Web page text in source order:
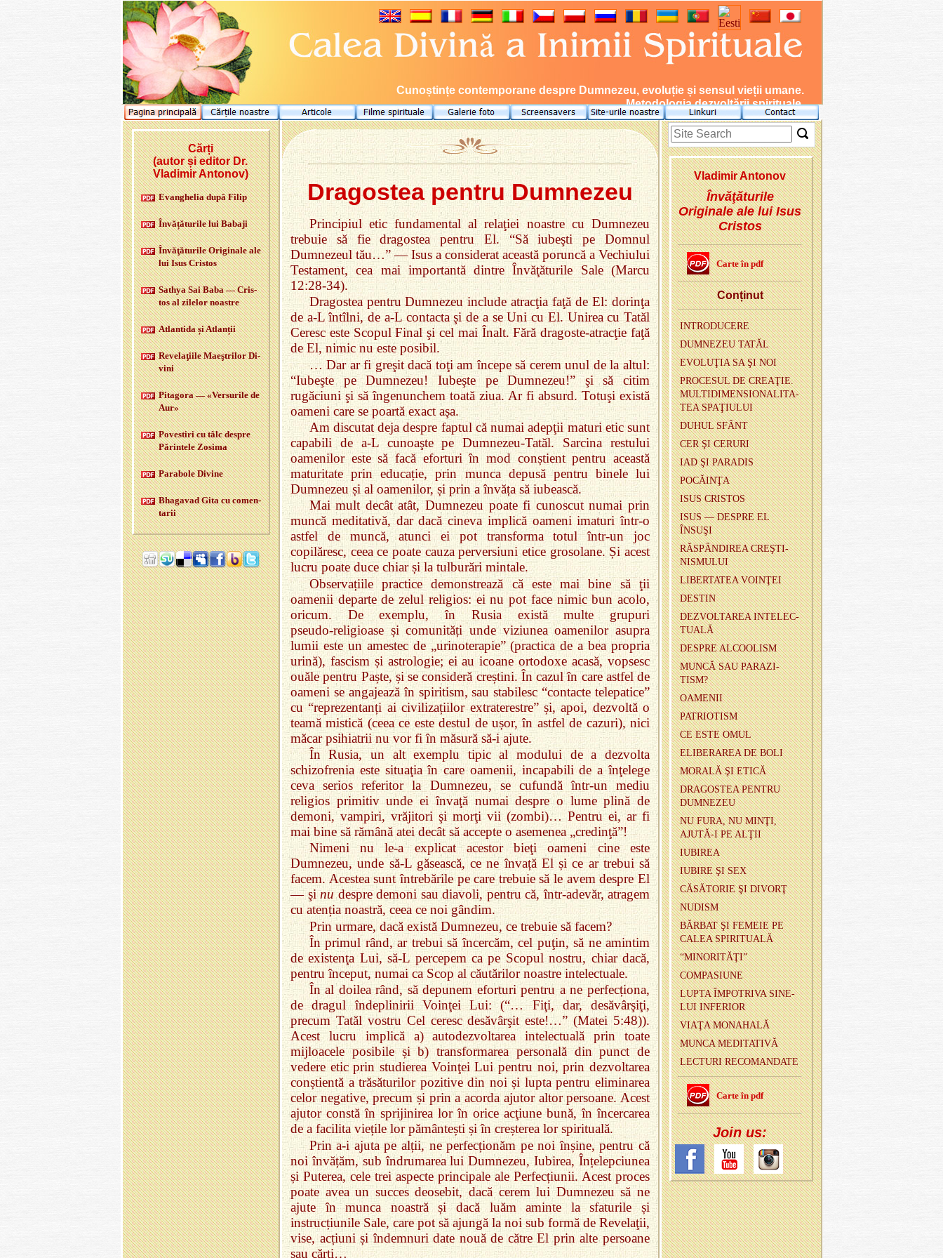
Cunoștințe contemporane despre Dumnezeu, evoluție și sensul vieții umane.
Metodologia dezvoltării spirituale.
Dragostea pentru Dumnezeu
Principiul etic fundamental al relaţiei noastre cu Dumnezeu
trebuie să fie dragostea pentru El. “Să iubeşti pe Domnul
Dumnezeul tău…” — Isus a considerat această poruncă a Vechiului
Testament, cea mai importantă dintre Învăţăturile Sale (Marcu
12:28‑34).
Dragostea pentru Dumnezeu include atracţia faţă de El: dorinţa
de a‑L întîlni, de a‑L contacta şi de a se Uni cu El. Unirea cu Tatăl
Ceresc este Scopul Final şi cel mai Înalt. Fără dragoste‑atracţie faţă
de El, nimic nu este posibil.
… Dar ar fi greşit dacă toţi am începe să cerem unul de la altul:
“Iubeşte pe Dumnezeu! Iubeşte pe Dumnezeu!” şi să citim
rugăciuni şi să îngenunchem toată ziua. Ar fi absurd. Totuşi există
oameni care se poartă exact aşa.
Am discutat deja despre faptul că numai adepţii maturi etic sunt
capabili de a‑L cunoaşte pe Dumnezeu‑Tatăl. Sarcina restului
oamenilor este să facă eforturi în mod conștient pentru această
maturitate prin educație, prin munca depusă pentru binele lui
Dumnezeu și al oamenilor, și prin a învăța să iubească.
Mai mult decât atât, Dumnezeu poate fi cunoscut numai prin
muncă meditativă, dar dacă cineva implică oameni imaturi într‑o
astfel de muncă, atunci ei pot transforma totul într‑un joc
copilăresc, ceea ce poate cauza perversiuni etice grosolane. Și acest
lucru poate duce chiar și la tulburări mintale.
Observațiile practice demonstrează că este mai bine să ţii
oamenii departe de zelul religios: ei nu pot face nimic bun acolo,
oricum. De exemplu, în Rusia există multe grupuri
pseudo‑religioase și comunități unde viziunea oamenilor asupra
lumii este un amestec de „urinoterapie” (practica de a bea propria
urină), fascism și astrologie; ei au icoane ortodoxe acasă, vopsesc
ouăle pentru Paște, și se consideră creștini. În cazul în care astfel de
oameni se angajează în spiritism, sau stabilesc “contacte telepatice”
cu “reprezentanți ai civilizațiilor extraterestre” și, apoi, dezvoltă o
teamă mistică (ceea ce este destul de ușor, în astfel de cazuri), nici
măcar psihiatrii nu vor fi în măsură să‑i ajute.
În Rusia, un alt exemplu tipic al modului de a dezvolta
schizofrenia este situaţia în care oamenii, incapabili de a înţelege
ceva serios referitor la Dumnezeu, se cufundă într‑un mediu
religios primitiv unde ei învaţă numai despre o lume plină de
demoni, vampiri, vrăjitori şi morţi vii (zombi)… Pentru ei, ar fi
mai bine să rămână atei decât să accepte o asemenea „credinţă”!
Nimeni nu le‑a explicat acestor bieţi oameni cine este
Dumnezeu, unde să‑L găsească, ce ne învață El și ce ar trebui să
facem. Acestea sunt întrebările pe care trebuie să le avem despre El
— şinudespre demoni sau diavoli, pentru că, într‑adevăr, atragem
cu atenția noastră, ceea ce noi gândim.
Prin urmare, dacă există Dumnezeu, ce trebuie să facem?
În primul rând, ar trebui să încercăm, cel puţin, să ne amintim
de existenţa Lui, să‑L percepem ca pe Scopul nostru, chiar dacă,
pentru început, numai ca Scop al căutărilor noastre intelectuale.
În al doilea rând, să depunem eforturi pentru a ne perfecționa,
de dragul îndeplinirii Voinţei Lui: (“… Fiţi, dar, desăvârşiţi,
precum Tatăl vostru Cel ceresc desăvârşit este!…” (Matei 5:48)).
Acest lucru implică a) autodezvoltarea intelectuală prin toate
mijloacele posibile și b) transformarea personală din punct de
vedere etic prin studierea Voinţei Lui pentru noi, prin dezvoltarea
conștientă a trăsăturilor pozitive din noi și lupta pentru eliminarea
celor negative, precum și prin a acorda ajutor altor persoane. Acest
ajutor constă în sprijinirea lor în orice acţiune bună, în încercarea
de a facilita viețile lor pământești și în creșterea lor spirituală.
Prin a‑i ajuta pe alții, ne perfecționăm pe noi înșine, pentru că
noi învățăm, sub îndrumarea lui Dumnezeu, Iubirea, Înțelepciunea
și Puterea, cele trei aspecte principale ale Perfecțiunii. Acest proces
poate avea un succes deosebit, dacă cerem lui Dumnezeu să ne
ajute în munca noastră și dacă luăm aminte la sfaturile și
instrucțiunile Sale, care pot să ajungă la noi sub formă de Revelaţii,
vise, acțiuni și îndemnuri date nouă de către El prin alte persoane
sau cărți…
Vla­di­mir An­to­nov
Învăţăturile
Originale ale lui Isus
Cristos
Carte în pdf
Con­ți­nut
IN­TRO­DU­CERE
DUM­NE­ZEU TATĂL
EVOLUŢIA SA ŞI NOI
PRO­CE­SUL DE CREAŢIE.
MUL­TI­DI­MEN­SIO­NA­LI­TA­
TEA SPAŢIULUI
DUHUL SFÂNT
CER ŞI CE­RURI
IAD ŞI PA­RA­DIS
PO­CĂINŢA
ISUS CRIS­TOS
ISUS — DES­PRE EL
ÎNSUŞI
RĂSPÂNDI­REA CREŞTI­
NIS­MU­LUI
LI­BER­TA­TEA VOINŢEI
DES­TIN
DEZVOL­TA­REA IN­TE­LEC­
TU­ALĂ
DES­PRE AL­CO­O­LISM
MUNCĂ SAU PA­RA­ZI­
TISM?
OA­ME­NII
PA­TRI­O­TISM
CE ESTE OMUL
ELI­BE­RA­REA DE BOLI
MO­RALĂ ŞI ETICĂ
DRA­GOS­TEA PEN­TRU
DUM­NE­ZEU
NU FURA, NU MINŢI,
AJUTĂ‑I PE ALŢII
IU­BI­REA
IU­BIRE ŞI SEX
CĂ­SĂ­TO­RIE ŞI DIVORŢ
NU­DISM
BĂR­BAT ŞI FE­MEIE PE
CALEA SPI­RI­TU­ALĂ
“MI­NO­RITĂŢI”
COM­PA­SIUNE
LUPTA ÎM­PO­TRIVA SI­NE­
LUI IN­FE­RIOR
VIAŢA MO­NA­HALĂ
MUNCA ME­DI­TA­TIVĂ
LEC­TURI RE­CO­MAN­DATE
Carte în pdf
Join us:
Cărți
(autor și editor Dr.
Vladimir Antonov)
Evan­ghe­lia după Filip
În­vă­ță­tu­rile luiBabaji
Învăţătu­rile Ori­gi­nale ale
lui Isus Cris­tos
Sa­thya Sai Baba — Cris­
tos al zi­le­lor noas­tre
Atlan­tida și Atlan­ții
Re­velaţiile Maeştri­lor Di­
vini
Pi­ta­gora — «Ver­su­rile de
Aur»
Po­ves­tiri cu tâlc des­pre
Pă­rin­tele Zo­sima
Pa­ra­bole Di­vine
Bha­ga­vad Gita cu co­men­
ta­rii